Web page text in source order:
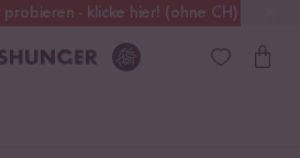
probieren - klicke hier! (ohne CH)
Kostenloser Versand